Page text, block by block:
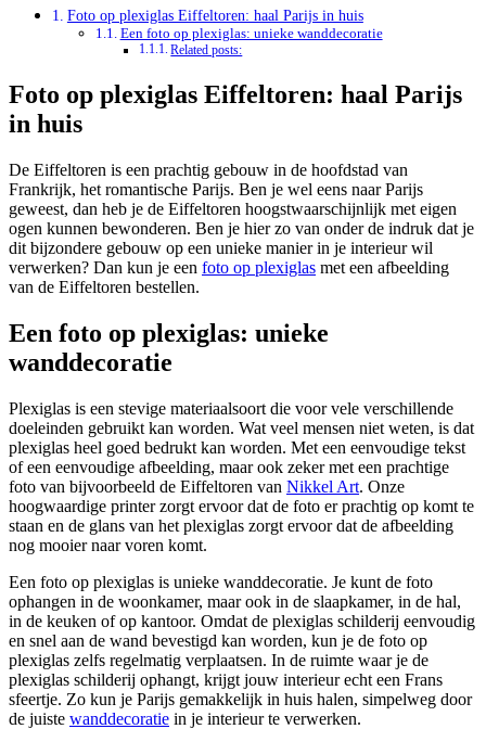
Foto op plexiglas Eiffeltoren: haal Parijs in huis
Een foto op plexiglas: unieke wanddecoratie
Related posts:
Foto op plexiglas Eiffeltoren: haal Parijs
in huis
De Eiffeltoren is een prachtig gebouw in de hoofdstad van
Frankrijk, het romantische Parijs. Ben je wel eens naar Parijs
geweest, dan heb je de Eiffeltoren hoogstwaarschijnlijk met eigen
ogen kunnen bewonderen. Ben je hier zo van onder de indruk dat je
dit bijzondere gebouw op een unieke manier in je interieur wil
verwerken? Dan kun je een foto op plexiglas met een afbeelding
van de Eiffeltoren bestellen.
Een foto op plexiglas: unieke
wanddecoratie
Plexiglas is een stevige materiaalsoort die voor vele verschillende
doeleinden gebruikt kan worden. Wat veel mensen niet weten, is dat
plexiglas heel goed bedrukt kan worden. Met een eenvoudige tekst
of een eenvoudige afbeelding, maar ook zeker met een prachtige
foto van bijvoorbeeld de Eiffeltoren van Nikkel Art. Onze
hoogwaardige printer zorgt ervoor dat de foto er prachtig op komt te
staan en de glans van het plexiglas zorgt ervoor dat de afbeelding
nog mooier naar voren komt.
Een foto op plexiglas is unieke wanddecoratie. Je kunt de foto
ophangen in de woonkamer, maar ook in de slaapkamer, in de hal,
in de keuken of op kantoor. Omdat de plexiglas schilderij eenvoudig
en snel aan de wand bevestigd kan worden, kun je de foto op
plexiglas zelfs regelmatig verplaatsen. In de ruimte waar je de
plexiglas schilderij ophangt, krijgt jouw interieur echt een Frans
sfeertje. Zo kun je Parijs gemakkelijk in huis halen, simpelweg door
de juiste wanddecoratie in je interieur te verwerken.